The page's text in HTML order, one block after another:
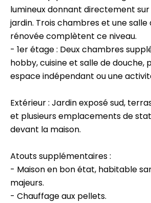
lumineux donnant directement
jardin. Trois chambres et une salle
rénovée complètent ce niveau.
- 1er étage : Deux chambres
hobby, cuisine et salle de douche,
espace indépendant ou une
Extérieur : Jardin exposé sud,
et plusieurs emplacements de
devant la maison.
Atouts supplémentaires :
- Maison en bon état, habitable
majeurs.
- Chauffage aux pellets.